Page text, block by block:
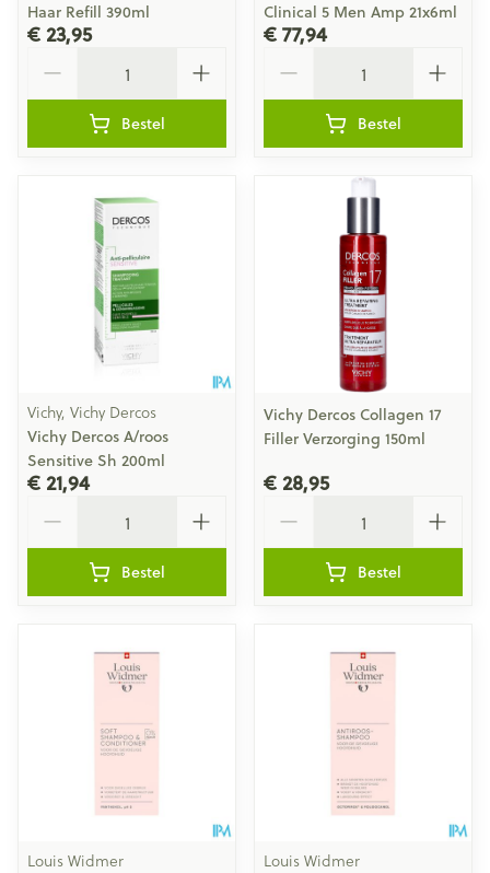
Haar Refill 390ml
€ 23,95
Bestel
Clinical 5 Men Amp 21x6ml
€ 77,94
Bestel
Vichy, Vichy Dercos
Vichy Dercos A/roos
Sensitive Sh 200ml
€ 21,94
Bestel
Vichy Dercos Collagen 17
Filler Verzorging 150ml
€ 28,95
Bestel
Louis Widmer Louis Widmer